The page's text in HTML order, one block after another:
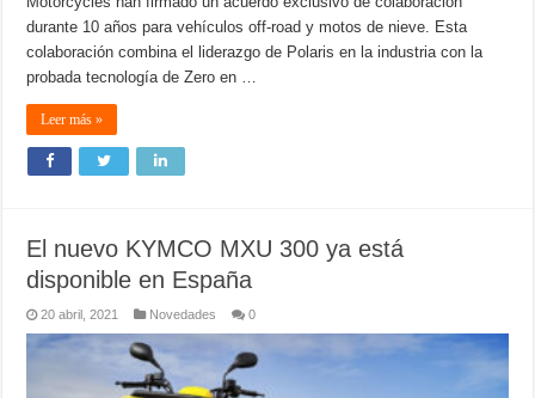
durante 10 años para vehículos off-road y motos de nieve. Esta
colaboración combina el liderazgo de Polaris en la industria con la
probada tecnología de Zero en …
Leer más »
El nuevo KYMCO MXU 300 ya está
disponible en España
20 abril, 2021 Novedades 0